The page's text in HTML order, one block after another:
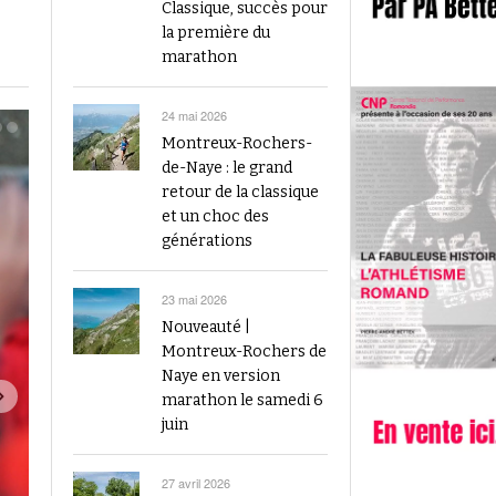
Finale du Visana Sprint ce dimanche à Berne
avec Mujinga Kambundji et plein de surprises
19 septembre 2024
Voir tout
Classique, succès pour
la première du
marathon
24 mai 2026
Montreux-Rochers-
de-Naye : le grand
retour de la classique
et un choc des
générations
23 mai 2026
Nouveauté |
Montreux-Rochers de
Naye en version
marathon le samedi 6
juin
27 avril 2026